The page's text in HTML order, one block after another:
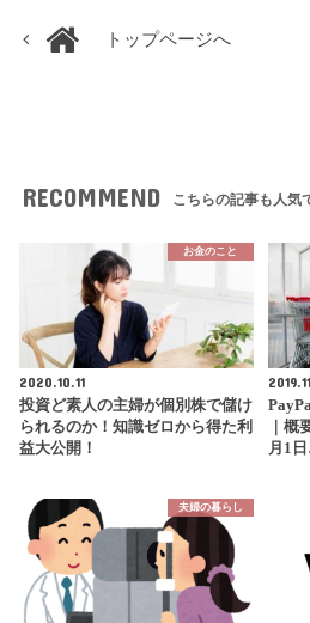
トップページへ
RECOMMEND こちらの記事も人気
お金のこと
2020.10.11
投資ど素人の主婦が個別株で儲け
られるのか！知識ゼロから得た利
益大公開！
｜概
月1
夫婦の暮らし